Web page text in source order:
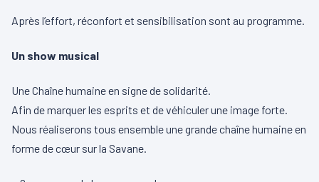
Après l’effort, réconfort et sensibilisation sont au programme.
Un show musical
Une Chaîne humaine en signe de solidarité.
Afin de marquer les esprits et de véhiculer une image forte.
Nous réaliserons tous ensemble une grande chaîne humaine en
forme de cœur sur la Savane.